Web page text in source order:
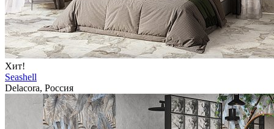
Хит!
Seashell
Delacora, Россия